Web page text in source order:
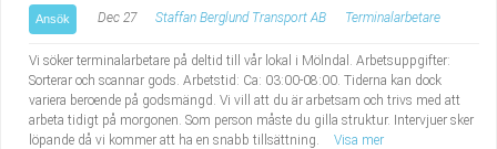
Ansök Dec 27 Staffan Berglund Transport AB Terminalarbetare
Vi söker terminalarbetare på deltid till vår lokal i Mölndal. Arbetsuppgifter:
Sorterar och scannar gods. Arbetstid: Ca: 03:00-08:00. Tiderna kan dock
variera beroende på godsmängd. Vi vill att du är arbetsam och trivs med att
arbeta tidigt på morgonen. Som person måste du gilla struktur. Intervjuer sker
löpande då vi kommer att ha en snabb tillsättning.
Visa mer